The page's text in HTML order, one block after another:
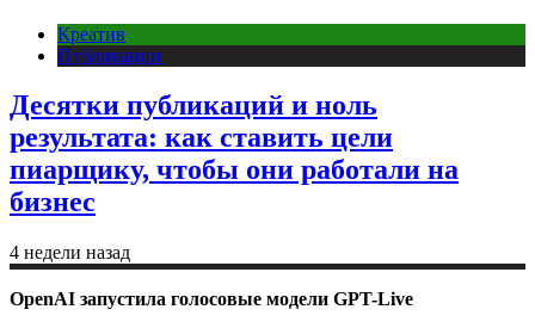
Креатив
Публикации
Десятки публикаций и ноль
результата: как ставить цели
пиарщику, чтобы они работали на
бизнес
4 недели назад
OpenAI запустила голосовые модели GPT-Live